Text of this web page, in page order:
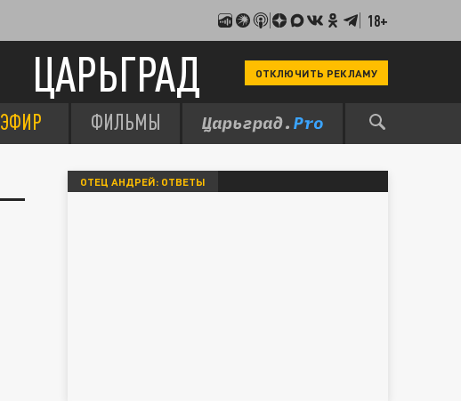
18+
ЦАРЬГРАД ОТКЛЮЧИТЬ РЕКЛАМУ
ЭФИР ФИЛЬМЫ
ОТЕЦ АНДРЕЙ: ОТВЕТЫ